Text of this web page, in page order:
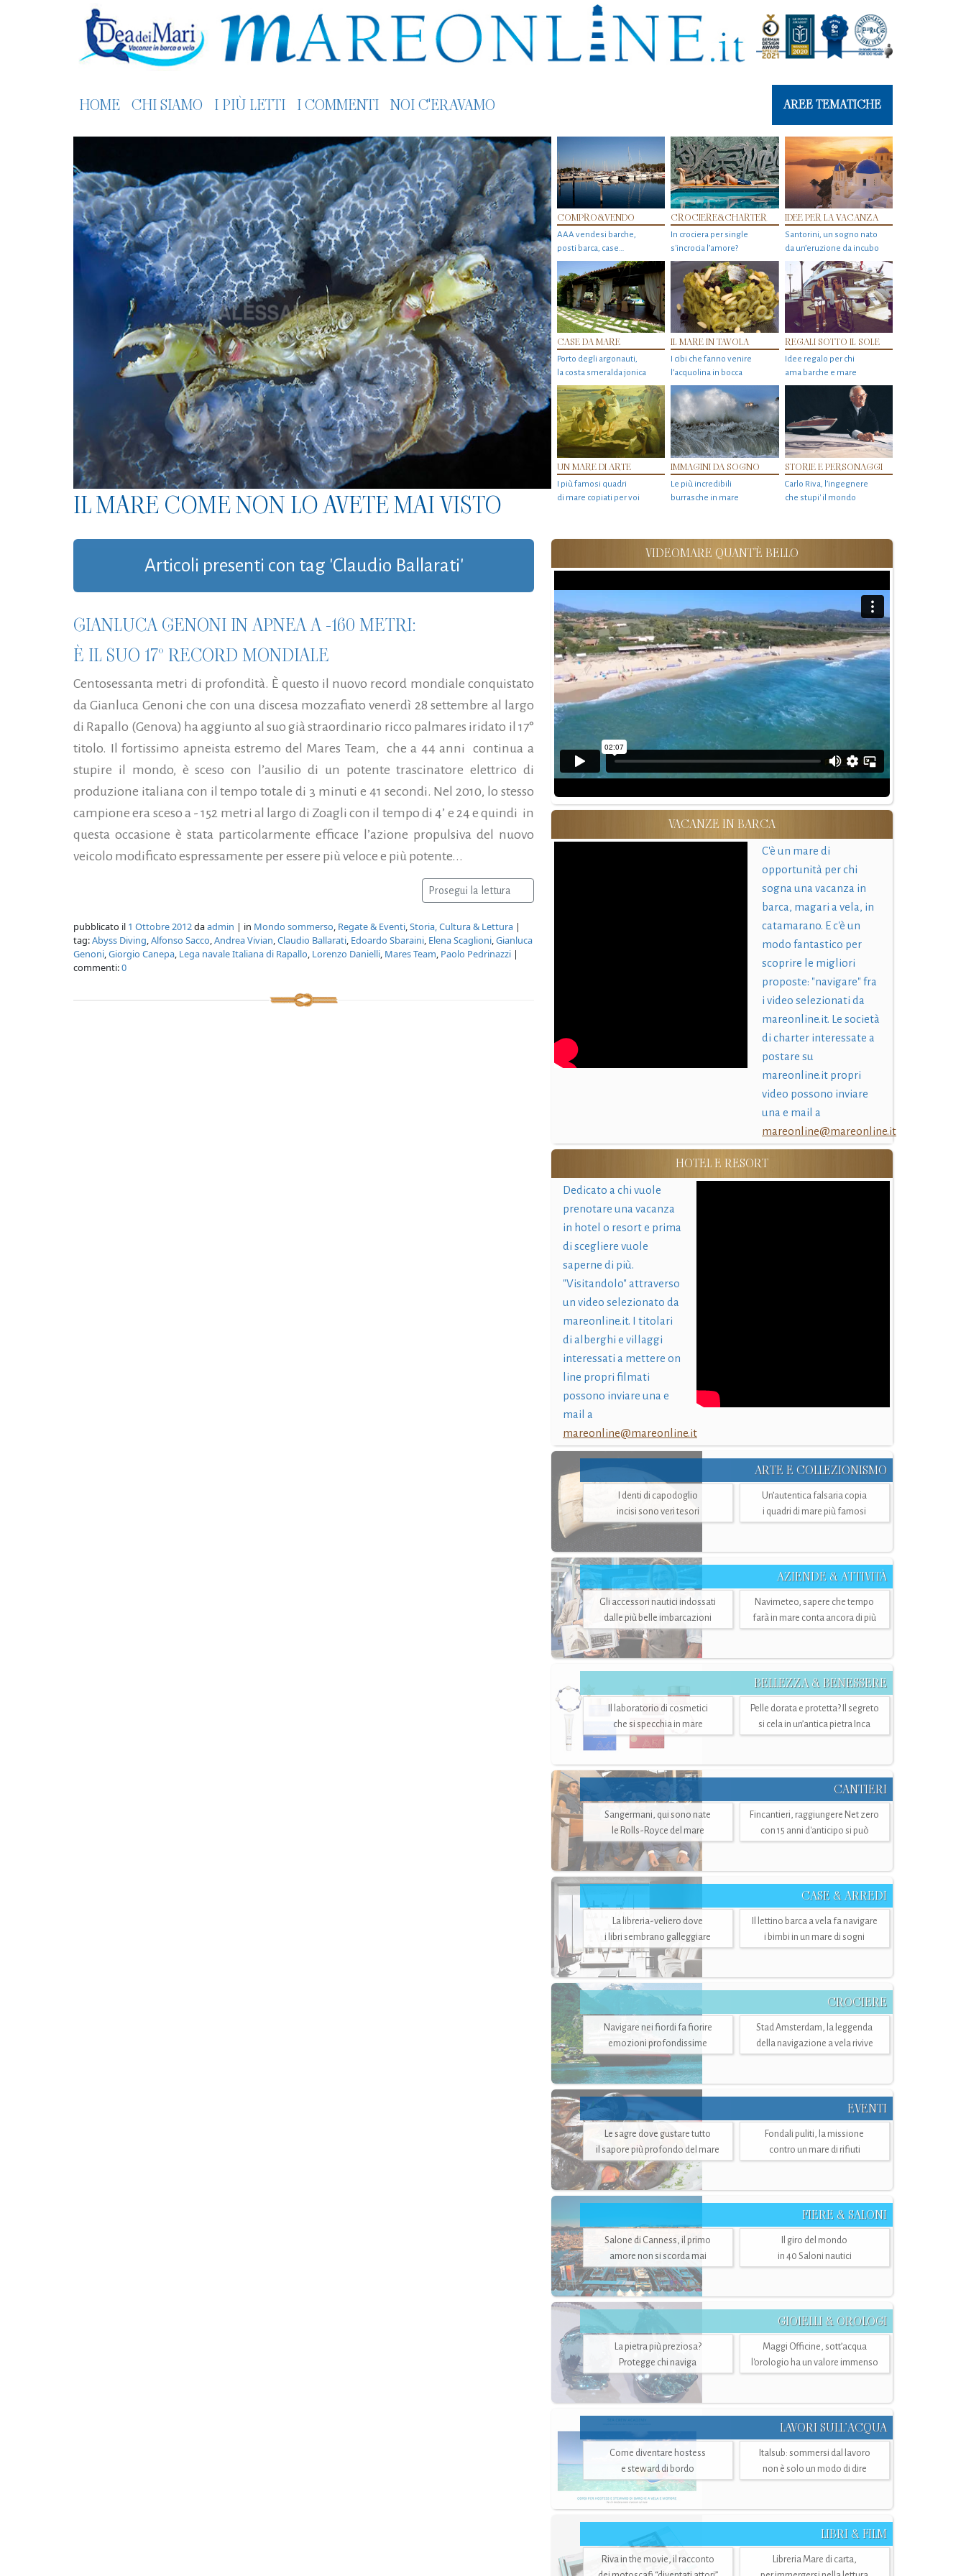
HOME CHI SIAMO I PIÙ LETTI I COMMENTI NOI C'ERAVAMO AREE TEMATICHE
IL MARE COME NON LO AVETE MAI VISTO
COMPRO&VENDO
AAA vendesi barche,
posti barca, case…
CROCIERE&CHARTER
In crociera per single
s'incrocia l’amore?
IDEE PER LA VACANZA
Santorini, un sogno nato
da un’eruzione da incubo
CASE DA MARE
Porto degli argonauti,
la costa smeralda jonica
IL MARE IN TAVOLA
I cibi che fanno venire
l’acquolina in bocca
REGALI SOTTO IL SOLE
Idee regalo per chi
ama barche e mare
UN MARE DI ARTE
I più famosi quadri
di mare copiati per voi
IMMAGINI DA SOGNO
Le più incredibili
burrasche in mare
STORIE E PERSONAGGI
Carlo Riva, l’ingegnere
che stupi' il mondo
Articoli presenti con tag 'Claudio Ballarati'
GIANLUCA GENONI IN APNEA A -160 METRI:
È IL SUO 17° RECORD MONDIALE
Centosessanta metri di profondità. È questo il nuovo record mondiale conquistato
da Gianluca Genoni che con una discesa mozzafiato venerdì 28 settembre al largo
di Rapallo (Genova) ha aggiunto al suo già straordinario ricco palmares iridato il 17°
titolo. Il fortissimo apneista estremo del Mares Team, che a 44 anni continua a
stupire il mondo, è sceso con l’ausilio di un potente trascinatore elettrico di
produzione italiana con il tempo totale di 3 minuti e 41 secondi. Nel 2010, lo stesso
campione era sceso a - 152 metri al largo di Zoagli con il tempo di 4’ e 24 e quindi in
questa occasione è stata particolarmente efficace l’azione propulsiva del nuovo
veicolo modificato espressamente per essere più veloce e più potente...
Prosegui la lettura
pubblicato il 1 Ottobre 2012daadmin | in Mondo sommerso, Regate & Eventi,Storia, Cultura & Lettura |
tag:Abyss Diving,Alfonso Sacco,Andrea Vivian,Claudio Ballarati, Edoardo Sbaraini, Elena Scaglioni,Gianluca
Genoni,Giorgio Canepa, Lega navale Italiana di Rapallo, Lorenzo Danielli, Mares Team, Paolo Pedrinazzi |
commenti:0
VIDEOMARE QUANT'È BELLO
VACANZE IN BARCA
C'è un mare di
opportunità per chi
sogna una vacanza in
barca, magari a vela, in
catamarano. E c'è un
modo fantastico per
scoprire le migliori
proposte: "navigare" fra
i video selezionati da
mareonline.it. Le società
di charter interessate a
postare su
mareonline.it propri
video possono inviare
una e mail a
mareonline@mareonline.it
HOTEL E RESORT
Dedicato a chi vuole
prenotare una vacanza
in hotel o resort e prima
di scegliere vuole
saperne di più.
"Visitandolo" attraverso
un video selezionato da
mareonline.it. I titolari
di alberghi e villaggi
interessati a mettere on
line propri filmati
possono inviare una e
mail a
mareonline@mareonline.it
ARTE E COLLEZIONISMO
I denti di capodoglio
incisi sono veri tesori
Un’autentica falsaria copia
i quadri di mare più famosi
AZIENDE & ATTIVITÀ
Gli accessori nautici indossati
dalle più belle imbarcazioni
Navimeteo, sapere che tempo
farà in mare conta ancora di più
BELLEZZA & BENESSERE
Il laboratorio di cosmetici
che si specchia in mare
Pelle dorata e protetta? Il segreto
si cela in un’antica pietra Inca
CANTIERI
Sangermani, qui sono nate
le Rolls-Royce del mare
Fincantieri, raggiungere Net zero
con 15 anni d'anticipo si può
CASE & ARREDI
La libreria-veliero dove
i libri sembrano galleggiare
Il lettino barca a vela fa navigare
i bimbi in un mare di sogni
CROCIERE
Navigare nei fiordi fa fiorire
emozioni profondissime
Stad Amsterdam, la leggenda
della navigazione a vela rivive
EVENTI
Le sagre dove gustare tutto
il sapore più profondo del mare
Fondali puliti, la missione
contro un mare di rifiuti
FIERE & SALONI
Salone di Canness, il primo
amore non si scorda mai
Il giro del mondo
in 40 Saloni nautici
GIOIELLI & OROLOGI
La pietra più preziosa?
Protegge chi naviga
Maggi Officine, sott’acqua
l'orologio ha un valore immenso
LAVORI SULL’ACQUA
Come diventare hostess
e steward di bordo
Italsub: sommersi dal lavoro
non è solo un modo di dire
LIBRI & FILM
Riva in the movie, il racconto
Libreria Mare di carta,